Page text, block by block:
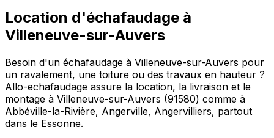
Location d'échafaudage à
Villeneuve-sur-Auvers
Besoin d'un échafaudage à Villeneuve-sur-Auvers pour
un ravalement, une toiture ou des travaux en hauteur ?
Allo-echafaudage assure la location, la livraison et le
montage à Villeneuve-sur-Auvers (91580) comme à
Abbéville-la-Rivière, Angerville, Angervilliers, partout
dans le Essonne.